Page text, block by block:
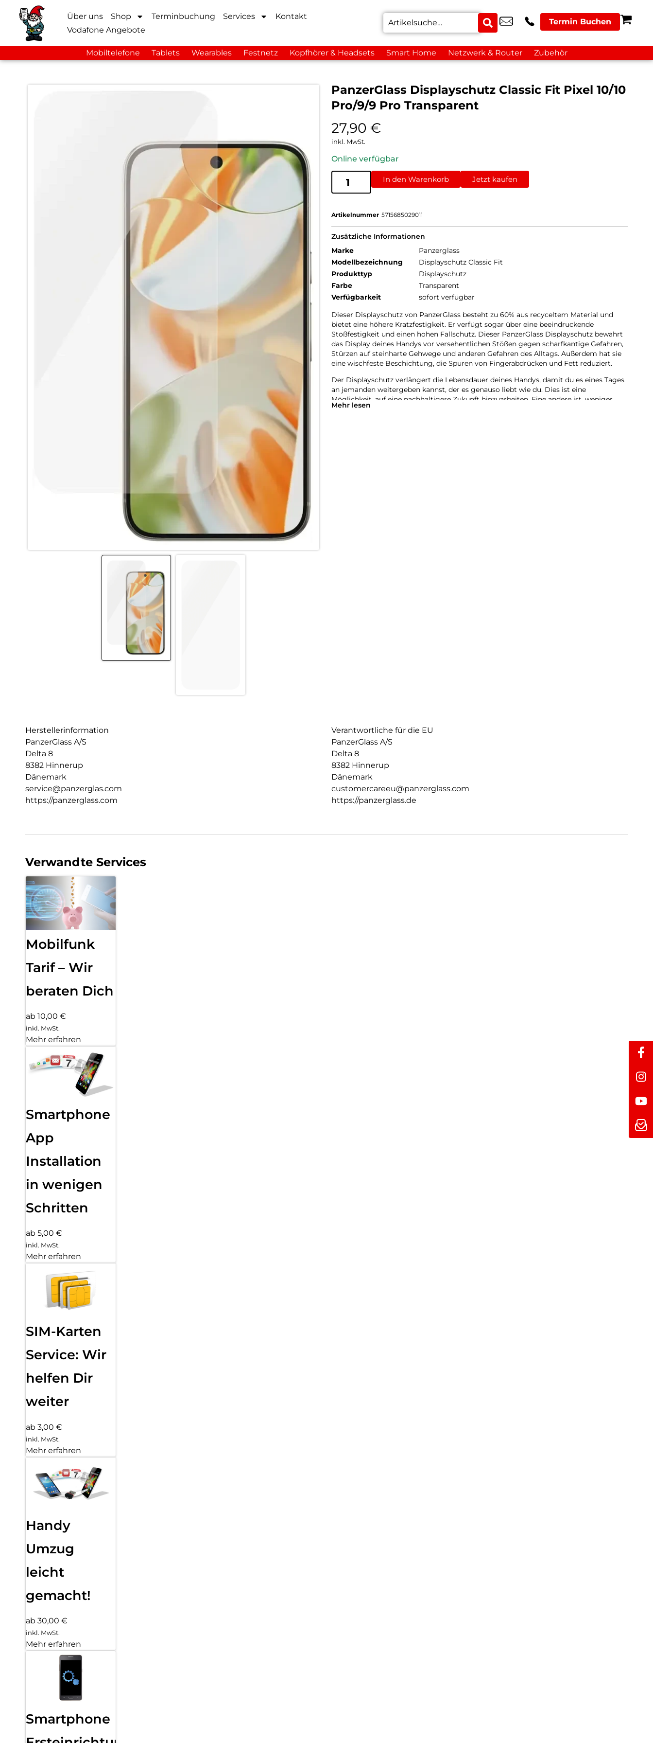
Über uns Shop Terminbuchung Services
Kontakt
Vodafone Angebote
Termin Buchen
Mobiltelefone Tablets Wearables Festnetz Kopfhörer & Headsets Smart Home Netzwerk & Router Zubehör
PanzerGlass Displayschutz Classic Fit Pixel 10/10
Pro/9/9 Pro Transparent
27,90 €
inkl. MwSt.
Online verfügbar
In den Warenkorb Jetzt kaufen
Artikelnummer 5715685029011
Zusätzliche Informationen
Marke
Panzerglass
Modellbezeichnung
Displayschutz Classic Fit
Produkttyp
Displayschutz
Farbe
Transparent
Verfügbarkeit
sofort verfügbar
Dieser Displayschutz von PanzerGlass besteht zu 60% aus recyceltem Material und
bietet eine höhere Kratzfestigkeit. Er verfügt sogar über eine beeindruckende
Stoßfestigkeit und einen hohen Fallschutz. Dieser PanzerGlass Displayschutz bewahrt
das Display deines Handys vor versehentlichen Stößen gegen scharfkantige Gefahren,
Stürzen auf steinharte Gehwege und anderen Gefahren des Alltags. Außerdem hat sie
eine wischfeste Beschichtung, die Spuren von Fingerabdrücken und Fett reduziert.
Der Displayschutz verlängert die Lebensdauer deines Handys, damit du es eines Tages
an jemanden weitergeben kannst, der es genauso liebt wie du. Dies ist eine
Möglichkeit, auf eine nachhaltigere Zukunft hinzuarbeiten. Eine andere ist, weniger
Verpackung zu verwenden: Bei diesem Displayschutz haben wir es geschafft, die
Mehr lesen
Herstellerinformation
PanzerGlass A/S
Delta 8
8382 Hinnerup
Dänemark
service@panzerglas.com
https://panzerglass.com
Verantwortliche für die EU
PanzerGlass A/S
Delta 8
8382 Hinnerup
Dänemark
customercareeu@panzerglass.com
https://panzerglass.de
Verwandte Services
Mobilfunk
Tarif – Wir
beraten Dich
ab 10,00 €
inkl. MwSt.
Mehr erfahren
Smartphone
App
Installation
in wenigen
Schritten
ab 5,00 €
inkl. MwSt.
Mehr erfahren
SIM-Karten
Service: Wir
helfen Dir
weiter
ab 3,00 €
inkl. MwSt.
Mehr erfahren
Handy
Umzug
leicht
gemacht!
ab 30,00 €
inkl. MwSt.
Mehr erfahren
Smartphone